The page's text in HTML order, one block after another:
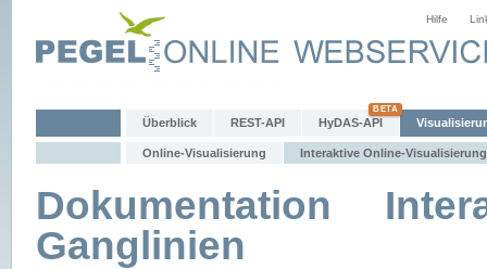
Hilfe
Überblick REST-API HyDAS-API
Online-Visualisierung Interaktive Online-Visualisierung
Dokumentation
Ganglinien